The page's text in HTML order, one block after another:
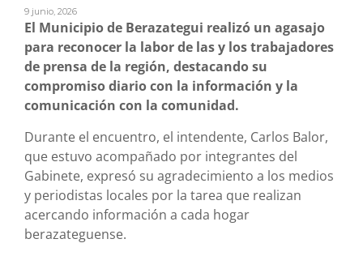
9 junio, 2026
El Municipio de Berazategui realizó un agasajo
para reconocer la labor de las y los trabajadores
de prensa de la región, destacando su
compromiso diario con la información y la
comunicación con la comunidad.
Durante el encuentro, el intendente, Carlos Balor,
que estuvo acompañado por integrantes del
Gabinete, expresó su agradecimiento a los medios
y periodistas locales por la tarea que realizan
acercando información a cada hogar
berazateguense.